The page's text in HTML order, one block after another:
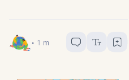
Geograf Muda
1 menit baca